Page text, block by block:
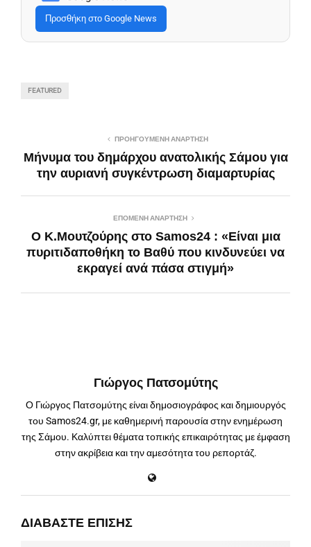
Προσθήκη στο Google News
FEATURED
ΠΡΟΗΓΟΎΜΕΝΗ ΑΝΆΡΤΗΣΗ
Μήνυμα του δημάρχου ανατολικής Σάμου για
την αυριανή συγκέντρωση διαμαρτυρίας
ΕΠΌΜΕΝΗ ΑΝΆΡΤΗΣΗ
Ο Κ.Μουτζούρης στο Samos24 : «Είναι μια
πυριτιδαποθήκη το Βαθύ που κινδυνεύει να
εκραγεί ανά πάσα στιγμή»
Γιώργος Πατσομύτης
Ο Γιώργος Πατσομύτης είναι δημοσιογράφος και δημιουργός
του Samos24.gr, με καθημερινή παρουσία στην ενημέρωση
της Σάμου. Καλύπτει θέματα τοπικής επικαιρότητας με έμφαση
στην ακρίβεια και την αμεσότητα του ρεπορτάζ.
ΔΙΑΒΆΣΤΕ ΕΠΊΣΗΣ